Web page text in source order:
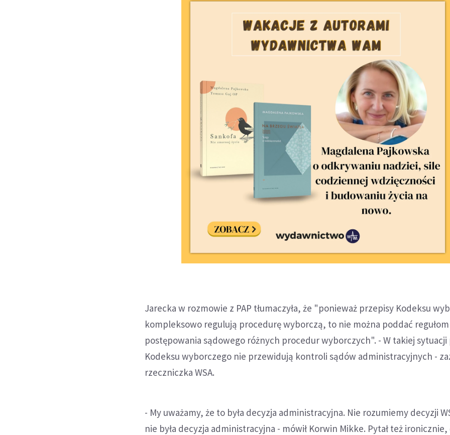
Jarecka w rozmowie z PAP tłumaczyła, że "ponieważ przepisy Kodeksu
kompleksowo regulują procedurę wyborczą, to nie można poddać regułom
postępowania sądowego różnych procedur wyborczych". - W takiej
Kodeksu wyborczego nie przewidują kontroli sądów administracyjnych -
rzeczniczka WSA.
- My uważamy, że to była decyzja administracyjna. Nie rozumiemy decyzji
nie była decyzja administracyjna - mówił Korwin Mikke. Pytał też ironicznie,